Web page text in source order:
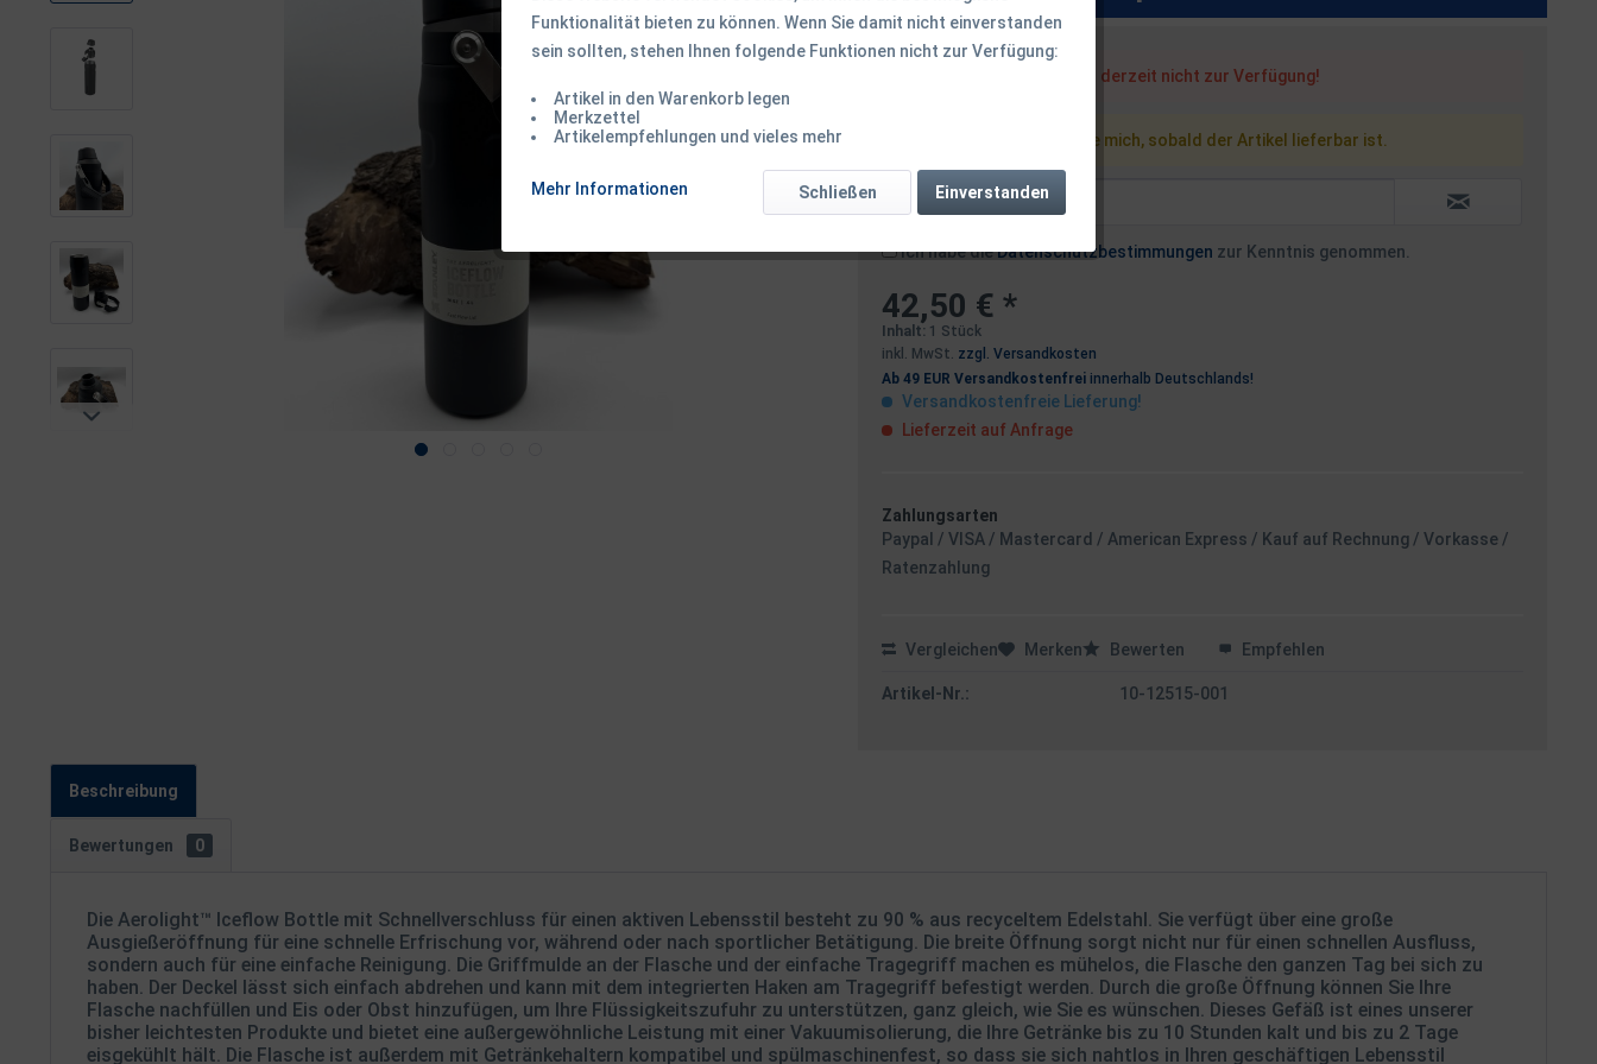
Dieser Artikel steht derzeit nicht zur Verfügung!
Benachrichtigen Sie mich, sobald der Artikel lieferbar ist.
Ich habe dieDatenschutzbestimmungen zur Kenntnis genommen.
42,50 € *
Inhalt: 1 Stück
inkl. MwSt. zzgl. Versandkosten
Ab 49 EUR Versandkostenfrei innerhalb Deutschlands!
Versandkostenfreie Lieferung!
Lieferzeit auf Anfrage
Zahlungsarten
Paypal / VISA / Mastercard / American Express / Kauf auf Rechnung / Vorkasse /
Ratenzahlung
Vergleichen Merken Bewerten Empfehlen
Artikel-Nr.: 10-12515-001
Beschreibung
Bewertungen 0
Die Aerolight™ Iceflow Bottle mit Schnellverschluss für einen aktiven Lebensstil besteht zu 90 % aus recyceltem Edelstahl. Sie verfügt über eine große
Ausgießeröffnung für eine schnelle Erfrischung vor, während oder nach sportlicher Betätigung. Die breite Öffnung sorgt nicht nur für einen schnellen Ausfluss,
sondern auch für eine einfache Reinigung. Die Griffmulde an der Flasche und der einfache Tragegriff machen es mühelos, die Flasche den ganzen Tag bei sich zu
haben. Der Deckel lässt sich einfach abdrehen und kann mit dem integrierten Haken am Tragegriff befestigt werden. Durch die große Öffnung können Sie Ihre
Flasche nachfüllen und Eis oder Obst hinzufügen, um Ihre Flüssigkeitszufuhr zu unterstützen, ganz gleich, wie Sie es wünschen. Dieses Gefäß ist eines unserer
bisher leichtesten Produkte und bietet eine außergewöhnliche Leistung mit einer Vakuumisolierung, die Ihre Getränke bis zu 10 Stunden kalt und bis zu 2 Tage
eisgekühlt hält. Die Flasche ist außerdem mit Getränkehaltern kompatibel und spülmaschinenfest, so dass sie sich nahtlos in Ihren geschäftigen Lebensstil
Funktionalität bieten zu können. Wenn Sie damit nicht einverstanden
sein sollten, stehen Ihnen folgende Funktionen nicht zur Verfügung:
Artikel in den Warenkorb legen
Merkzettel
Artikelempfehlungen und vieles mehr
Mehr Informationen Einverstanden
Schließen